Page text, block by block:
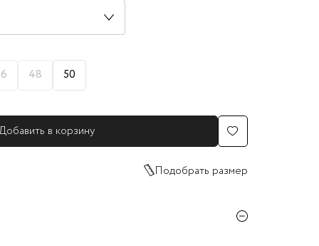
48 50
в корзину
Подобрать размер